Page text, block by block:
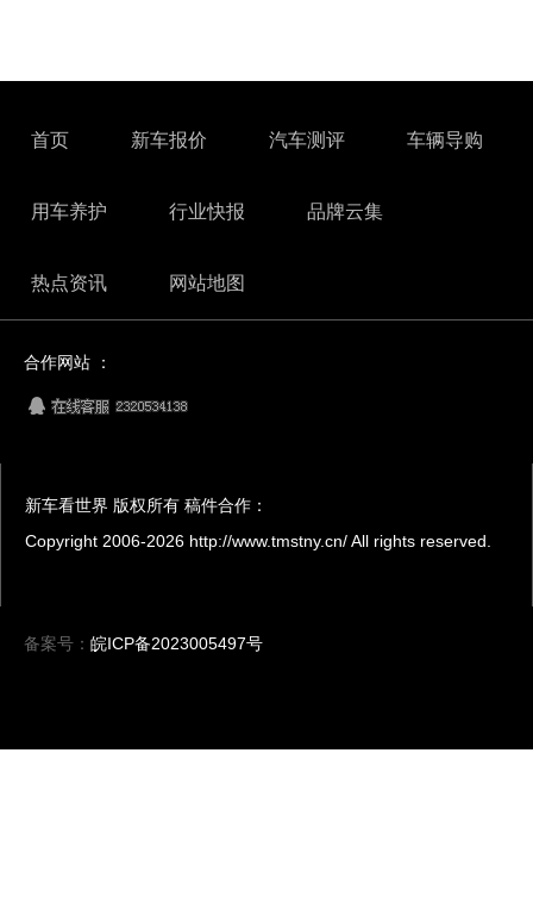
首页 新车报价 汽车测评 车辆导购
用车养护 行业快报 品牌云集
热点资讯 网站地图
合作网站 ：
新车看世界 版权所有 稿件合作：
Copyright 2006-2026 http://www.tmstny.cn/ All rights reserved.
备案号： 皖ICP备2023005497号